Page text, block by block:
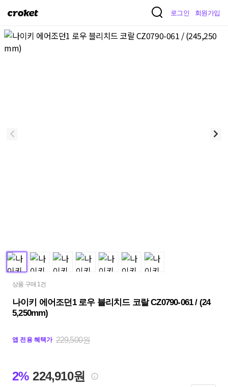
크
켓
로그인 회원가입
상품 구매 1건
나이키 에어조던1 로우 블리치드 코랄 CZ0790-061 / (24
5,250mm)
앱 전용 혜택가 229,500원
2% 224,910원